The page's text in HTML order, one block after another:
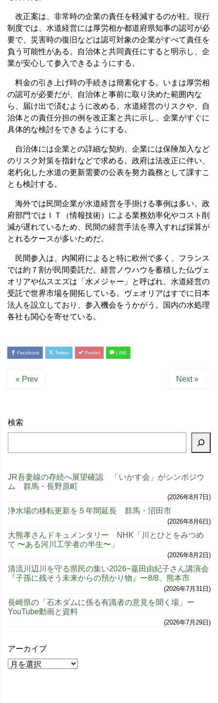
改正案は、非常時の企業の責任を軽減するのが柱。現行
制度では、水道経営には厚労相か都道府県知事の認可が必
要で、災害時の復旧などは認可対象の企業がすべて責任を
負う可能性がある。自治体と共同責任にすると明示し、企
業が安心して参入できるようにする。
料金の引き上げ時の手続きは簡素化する。いまは厚労相
の認可が必要だが、自治体と事前に取り決めた範囲内な
ら、届け出で済むように改める。水道経営のリスクや、自
治体との責任分担の例を改正案と共に示し、企業がすぐに
具体的な検討をできるようにする。
自治体には企業との詳細な契約、企業には保険加入など
のリスク対策を指針などで求める。政府は法改正に伴い、
老朽化した水道の更新需要の公表を努力義務として課すこ
とも検討する。
海外では民間企業が水道経営を手掛ける事例は多い。政
府部門ではＩＴ（情報技術）による業務効率化やコスト削
減が遅れているため、民間の経営手法を導入すれば採算が
とれるケースが多いためだ。
民間参入は、内閣府によると特に欧州で多く、フランス
では約７割が民間委託だ。経営ノウハウを蓄積した仏ヴェ
オリアや仏スエズは「水メジャー」と呼ばれ、水道経営の
受託で世界市場を開拓している。ヴェオリアはすでに日本
法人を設立しており、参入機会をうかがう。国内の水処理
各社も関心を寄せている。
Facebook Twitter Pocket LINE
« Prev Next »
検索
JR吾妻線の存続へ展望確認 「いかす会」がシンポジウ
ム 群馬・長野原町
2026年8月7日
浄水場の移転更新を５年間延長 群馬・沼田市
2026年8月6日
大熊孝さんドキュメンタリー NHK「川とひとをみつめ
て 〜ある河川工学者の半生〜」
2026年8月2日
清流川辺川を守る県民の集い2026−嘉田由紀子さん講演会
『子孫に残そう未来からの預かり物』ー8/8、熊本市
2026年7月31日
長崎県の「石木ダムに係る有識者の意見を聞く場」ー
YouTube動画と資料
2026年7月29日
アーカイブ